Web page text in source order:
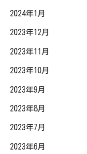
2024年1月
2023年12月
2023年11月
2023年10月
2023年9月
2023年8月
2023年7月
2023年6月